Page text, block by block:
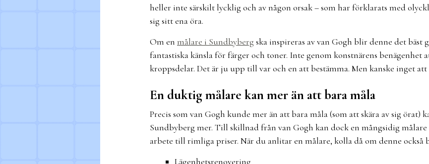
heller inte särskilt lycklig och av någon orsak – som har förklarats med
sig sitt ena öra.
Om en målare i Sundbyberg ska inspireras av van Gogh blir denne det bäst
fantastiska känsla för färger och toner. Inte genom konstnärens benägenhet
kroppsdelar. Det är ju upp till var och en att bestämma. Men kanske inget
En duktig målare kan mer än att bara måla
Precis som van Gogh kunde mer än att bara måla (som att skära av sig örat)
Sundbyberg mer. Till skillnad från van Gogh kan dock en mångsidig målare
arbete till rimliga priser. När du anlitar en målare, kolla då om denne också
Lägenhetsrenovering